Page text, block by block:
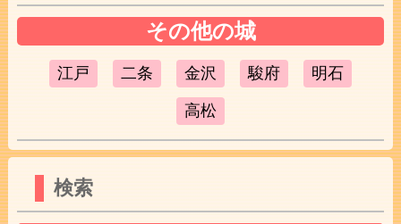
その他の城
江戸 二条 金沢 駿府 明石
高松
検索